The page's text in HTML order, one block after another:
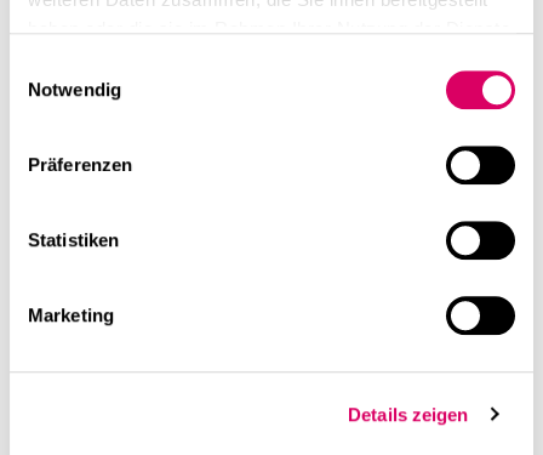
Notwendig
Präferenzen
Statistiken
Marketing
Details zeigen